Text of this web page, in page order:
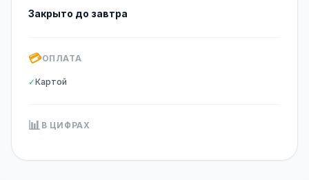
Закрыто до завтра
💳ОПЛАТА
✓Картой
📊 В ЦИФРАХ